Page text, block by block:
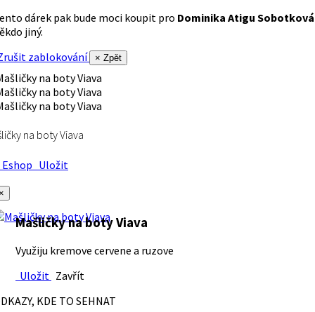
dárek pak bude moci koupit pro Dominika Atigu Sobotková
jiný.
zablokování
× Zpět
na boty Viava
Uložit
Mašličky na boty Viava
Využiju kremove cervene a ruzove
Uložit Zavřít
KDE TO SEHNAT